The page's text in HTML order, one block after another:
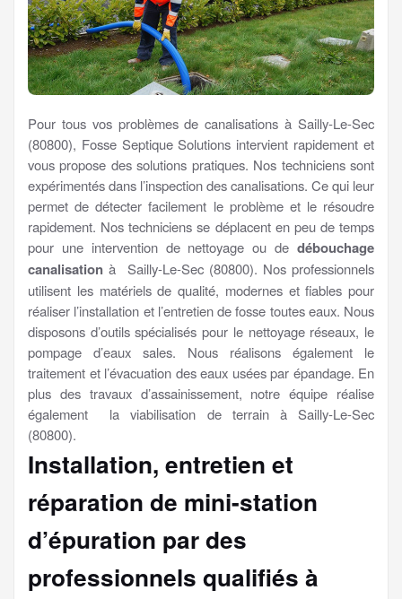
Pour tous vos problèmes de canalisations à Sailly-Le-Sec
(80800), Fosse Septique Solutions intervient rapidement et
vous propose des solutions pratiques. Nos techniciens sont
expérimentés dans l’inspection des canalisations. Ce qui leur
permet de détecter facilement le problème et le résoudre
rapidement. Nos techniciens se déplacent en peu de temps
pour une intervention de nettoyage ou de débouchage
canalisation à Sailly-Le-Sec (80800). Nos professionnels
utilisent les matériels de qualité, modernes et fiables pour
réaliser l’installation et l’entretien de fosse toutes eaux. Nous
disposons d’outils spécialisés pour le nettoyage réseaux, le
pompage d’eaux sales. Nous réalisons également le
traitement et l’évacuation des eaux usées par épandage. En
plus des travaux d’assainissement, notre équipe réalise
également la viabilisation de terrain à Sailly-Le-Sec
(80800).
Installation, entretien et
réparation de mini-station
d’épuration par des
professionnels qualifiés à